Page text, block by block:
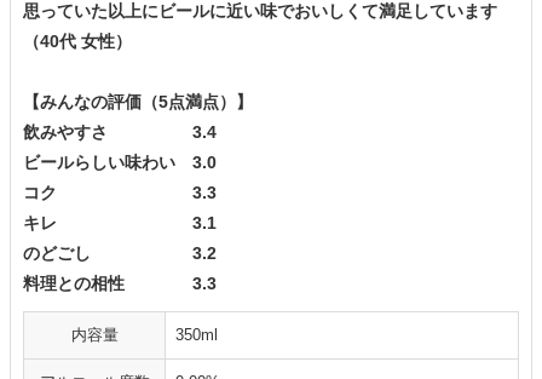
思っていた以上にビールに近い味でおいしくて満足しています
（40代 女性）
【みんなの評価（5点満点）】
飲みやすさ 3.4
ビールらしい味わい 3.0
コク 3.3
キレ 3.1
のどごし 3.2
料理との相性 3.3
内容量 350ml